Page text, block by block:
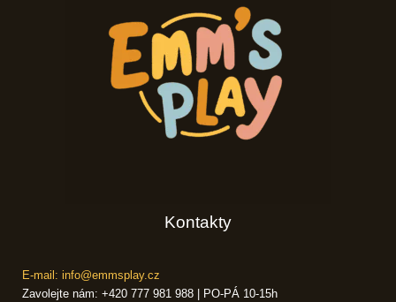
Kontakty
E-mail: info@emmsplay.cz
Zavolejte nám: +420 777 981 988 | PO-PÁ 10-15h